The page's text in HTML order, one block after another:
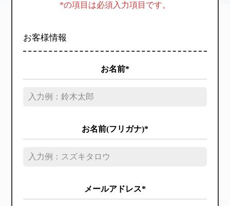
*の項目は必須入力項目です。
お客様情報
お名前*
お名前(フリガナ)*
メールアドレス*